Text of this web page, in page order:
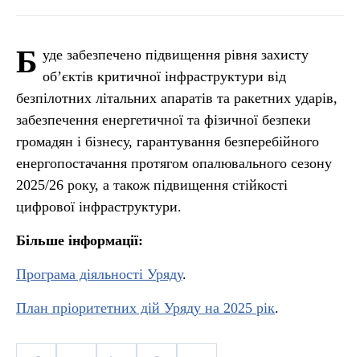
Б уде забезпечено підвищення рівня захисту
об’єктів критичної інфраструктури від
безпілотних літальних апаратів та ракетних ударів,
забезпечення енергетичної та фізичної безпеки
громадян і бізнесу, гарантування безперебійного
енергопостачання протягом опалювального сезону
2025/26 року, а також підвищення стійкості
цифрової інфраструктури.
Більше інформації:
Програма діяльності Уряду.
План пріоритетних дій Уряду на 2025 рік.